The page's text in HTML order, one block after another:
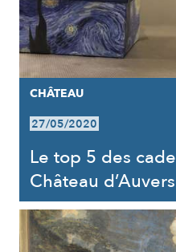
CHÂTEAU
27/05/2020
Le top 5 des
Château d’Auvers